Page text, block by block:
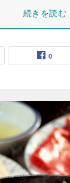
続きを読む
0